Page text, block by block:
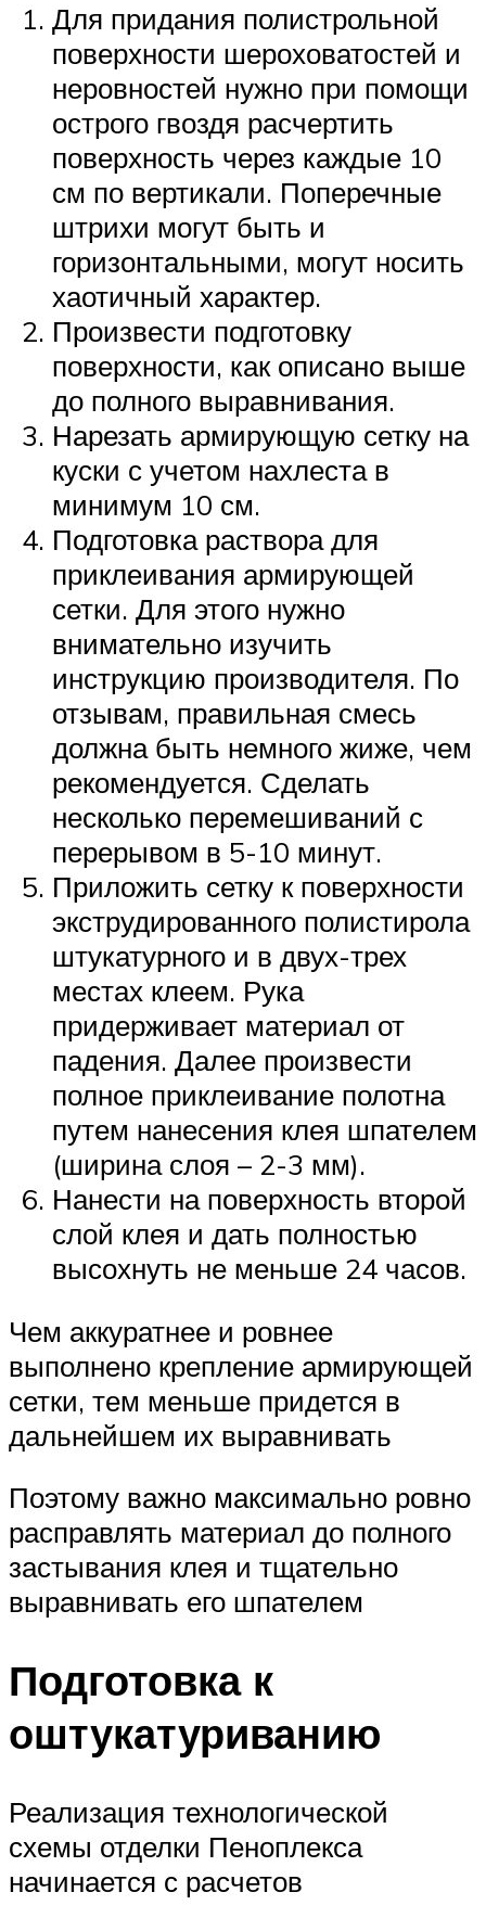
Для придания полистрольной
поверхности шероховатостей и
неровностей нужно при помощи
острого гвоздя расчертить
поверхность через каждые 10
см по вертикали. Поперечные
штрихи могут быть и
горизонтальными, могут носить
хаотичный характер.
Произвести подготовку
поверхности, как описано выше
до полного выравнивания.
Нарезать армирующую сетку на
куски с учетом нахлеста в
минимум 10 см.
Подготовка раствора для
приклеивания армирующей
сетки. Для этого нужно
внимательно изучить
инструкцию производителя. По
отзывам, правильная смесь
должна быть немного жиже, чем
рекомендуется. Сделать
несколько перемешиваний с
перерывом в 5-10 минут.
Приложить сетку к поверхности
экструдированного полистирола
штукатурного и в двух-трех
местах клеем. Рука
придерживает материал от
падения. Далее произвести
полное приклеивание полотна
путем нанесения клея шпателем
(ширина слоя – 2-3 мм).
Нанести на поверхность второй
слой клея и дать полностью
высохнуть не меньше 24 часов.
Чем аккуратнее и ровнее
выполнено крепление армирующей
сетки, тем меньше придется в
дальнейшем их выравнивать
Поэтому важно максимально ровно
расправлять материал до полного
застывания клея и тщательно
выравнивать его шпателем
Подготовка к
оштукатуриванию
Реализация технологической
схемы отделки Пеноплекса
начинается с расчетов